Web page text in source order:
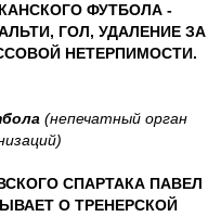
ФУТБОЛА -
ГОЛ, УДАЛЕНИЕ ЗА
НЕТЕРПИМОСТИ.
(непечатный орган
СПАРТАКА ПАВЕЛ
О ТРЕНЕРСКОЙ